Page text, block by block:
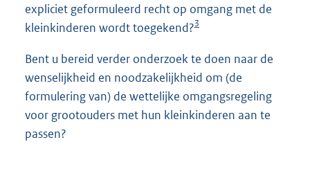
expliciet geformuleerd recht op omgang met de
kleinkinderen wordt toegekend?3
Bent u bereid verder onderzoek te doen naar de
wenselijkheid en noodzakelijkheid om (de
formulering van) de wettelijke omgangsregeling
voor grootouders met hun kleinkinderen aan te
passen?